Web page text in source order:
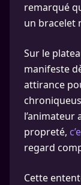
remarqué
un bracelet
Sur le
manifeste
attirance
l’animateur
propreté,
regard
Cette